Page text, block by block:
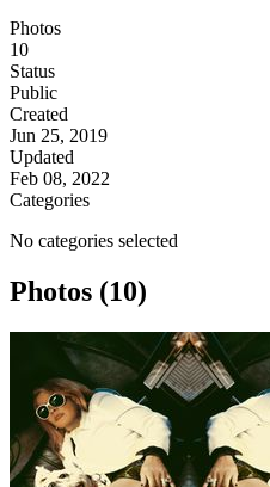
Photos
10
Status
Public
Created
Jun 25, 2019
Updated
Feb 08, 2022
Categories
No categories selected
Photos (10)